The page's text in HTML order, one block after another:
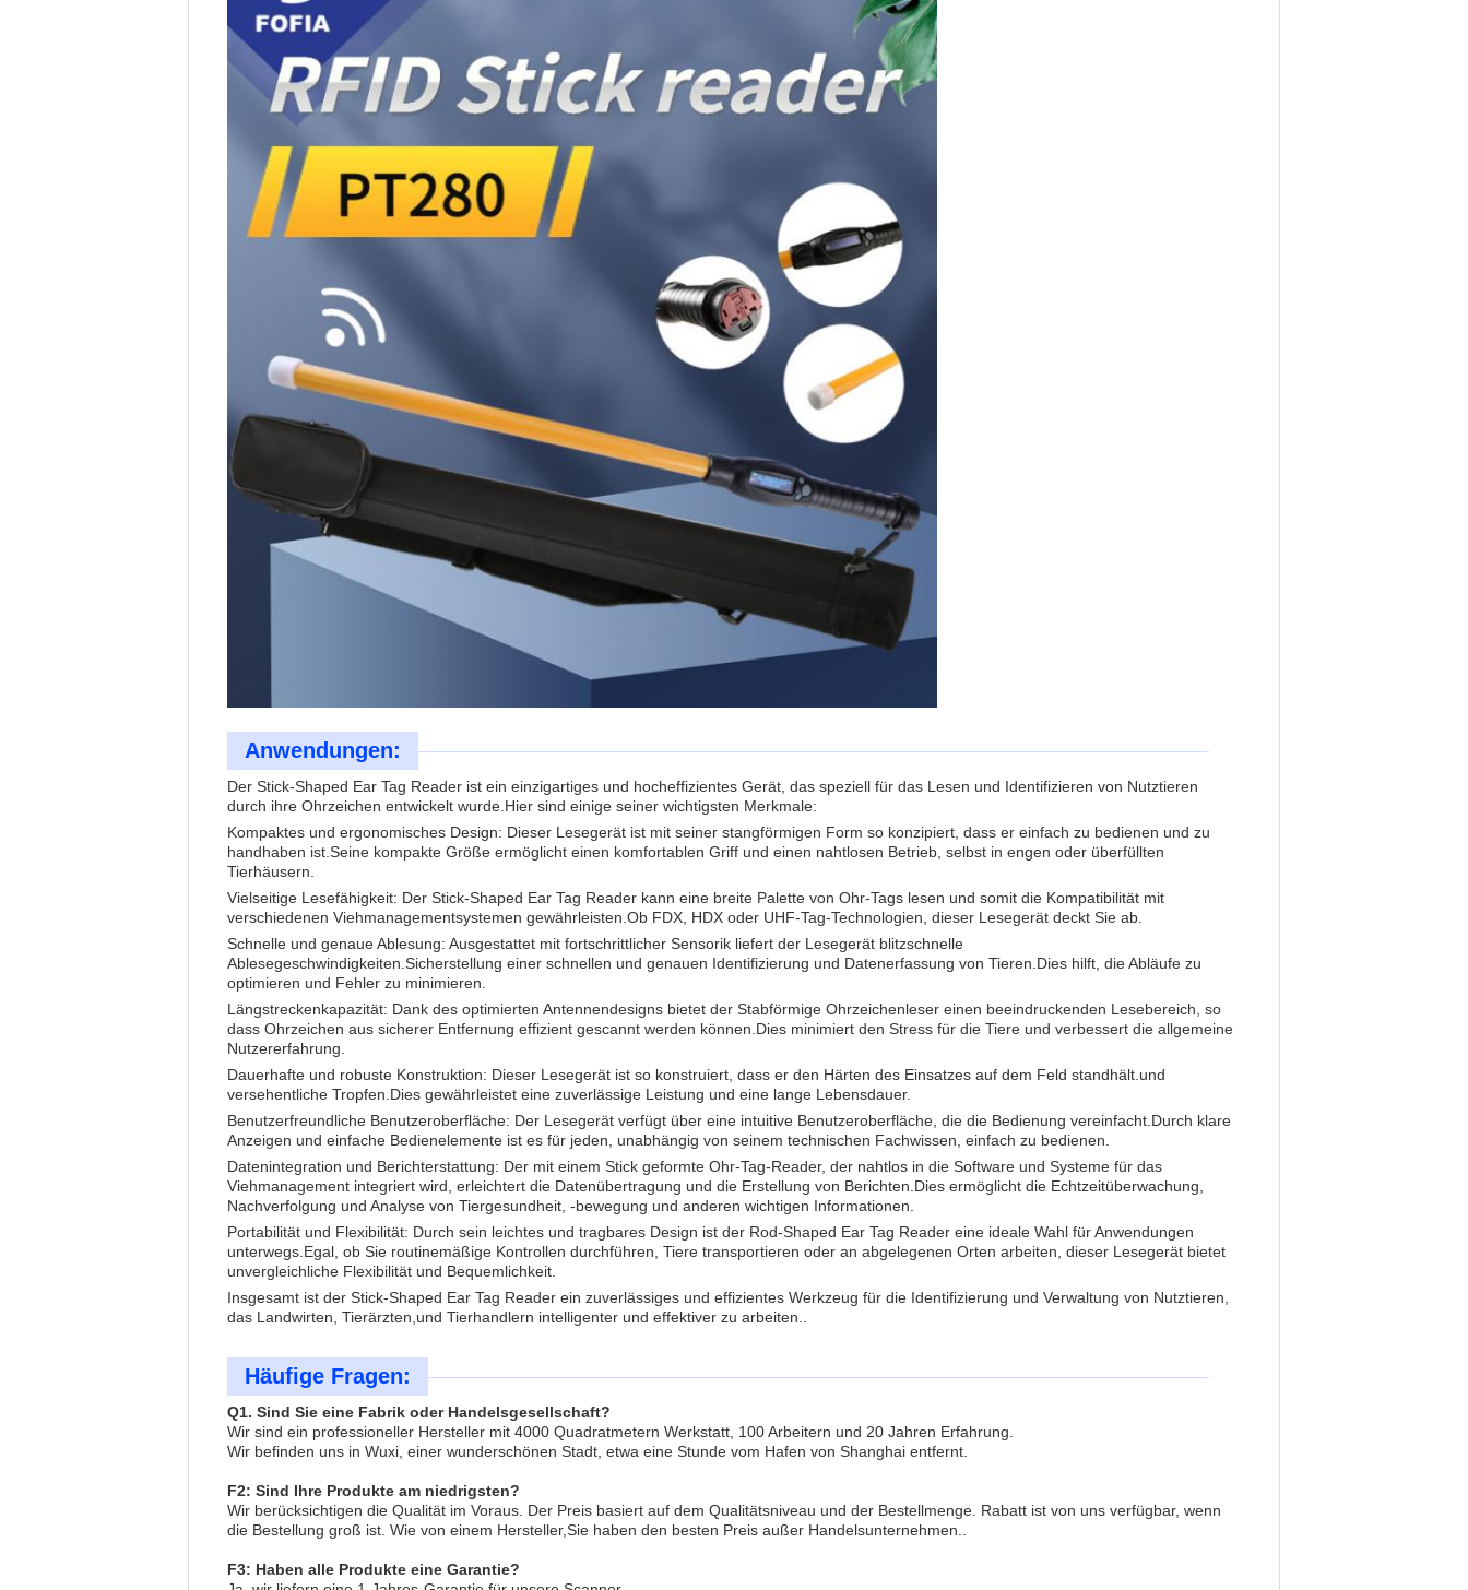
Anwendungen:
Der Stick-Shaped Ear Tag Reader ist ein einzigartiges und hocheffizientes Gerät, das speziell für das Lesen und Identifizieren von Nutztieren
durch ihre Ohrzeichen entwickelt wurde. Hier sind einige seiner wichtigsten Merkmale:
Kompaktes und ergonomisches Design: Dieser Lesegerät ist mit seiner stangförmigen Form so konzipiert, dass er einfach zu bedienen und zu
handhaben ist. Seine kompakte Größe ermöglicht einen komfortablen Griff und einen nahtlosen Betrieb, selbst in engen oder überfüllten
Tierhäusern.
Vielseitige Lesefähigkeit: Der Stick-Shaped Ear Tag Reader kann eine breite Palette von Ohr-Tags lesen und somit die Kompatibilität mit
verschiedenen Viehmanagementsystemen gewährleisten. Ob FDX, HDX oder UHF-Tag-Technologien, dieser Lesegerät deckt Sie ab.
Schnelle und genaue Ablesung: Ausgestattet mit fortschrittlicher Sensorik liefert der Lesegerät blitzschnelle
Ablesegeschwindigkeiten.Sicherstellung einer schnellen und genauen Identifizierung und Datenerfassung von Tieren. Dies hilft, die Abläufe zu
optimieren und Fehler zu minimieren.
Längstreckenkapazität: Dank des optimierten Antennendesigns bietet der Stabförmige Ohrzeichenleser einen beeindruckenden Lesebereich, so
dass Ohrzeichen aus sicherer Entfernung effizient gescannt werden können. Dies minimiert den Stress für die Tiere und verbessert die allgemeine
Nutzererfahrung.
Dauerhafte und robuste Konstruktion: Dieser Lesegerät ist so konstruiert, dass er den Härten des Einsatzes auf dem Feld standhält.und
versehentliche Tropfen. Dies gewährleistet eine zuverlässige Leistung und eine lange Lebensdauer.
Benutzerfreundliche Benutzeroberfläche: Der Lesegerät verfügt über eine intuitive Benutzeroberfläche, die die Bedienung vereinfacht. Durch klare
Anzeigen und einfache Bedienelemente ist es für jeden, unabhängig von seinem technischen Fachwissen, einfach zu bedienen.
Datenintegration und Berichterstattung: Der mit einem Stick geformte Ohr-Tag-Reader, der nahtlos in die Software und Systeme für das
Viehmanagement integriert wird, erleichtert die Datenübertragung und die Erstellung von Berichten. Dies ermöglicht die Echtzeitüberwachung,
Nachverfolgung und Analyse von Tiergesundheit, -bewegung und anderen wichtigen Informationen.
Portabilität und Flexibilität: Durch sein leichtes und tragbares Design ist der Rod-Shaped Ear Tag Reader eine ideale Wahl für Anwendungen
unterwegs. Egal, ob Sie routinemäßige Kontrollen durchführen, Tiere transportieren oder an abgelegenen Orten arbeiten, dieser Lesegerät bietet
unvergleichliche Flexibilität und Bequemlichkeit.
Insgesamt ist der Stick-Shaped Ear Tag Reader ein zuverlässiges und effizientes Werkzeug für die Identifizierung und Verwaltung von Nutztieren,
das Landwirten, Tierärzten,und Tierhandlern intelligenter und effektiver zu arbeiten..
Häufige Fragen:
Q1. Sind Sie eine Fabrik oder Handelsgesellschaft?
Wir sind ein professioneller Hersteller mit 4000 Quadratmetern Werkstatt, 100 Arbeitern und 20 Jahren Erfahrung.
Wir befinden uns in Wuxi, einer wunderschönen Stadt, etwa eine Stunde vom Hafen von Shanghai entfernt.
F2: Sind Ihre Produkte am niedrigsten?
Wir berücksichtigen die Qualität im Voraus. Der Preis basiert auf dem Qualitätsniveau und der Bestellmenge. Rabatt ist von uns verfügbar, wenn
die Bestellung groß ist. Wie von einem Hersteller,Sie haben den besten Preis außer Handelsunternehmen..
F3: Haben alle Produkte eine Garantie?